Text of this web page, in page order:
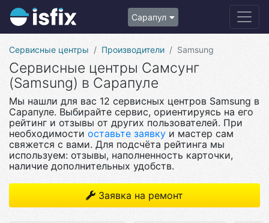
Сарапул
Сервисные центры Производители Samsung
Сервисные центры Самсунг
(Samsung) в Сарапуле
Мы нашли для вас 12 сервисных центров Samsung в
Сарапуле. Выбирайте сервис, ориентируясь на его
рейтинг и отзывы от других пользователей. При
необходимости оставьте заявку и мастер сам
свяжется с вами. Для подсчёта рейтинга мы
используем: отзывы, наполненность карточки,
наличие дополнительных удобств.
Заявка на ремонт